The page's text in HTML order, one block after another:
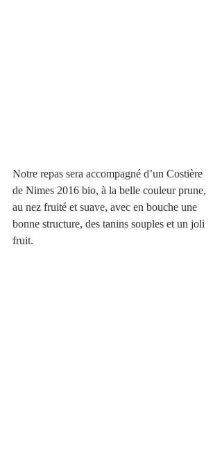
Notre repas sera accompagné d’un Costière
de Nimes 2016 bio, à la belle couleur prune,
au nez fruité et suave, avec en bouche une
bonne structure, des tanins souples et un joli
fruit.